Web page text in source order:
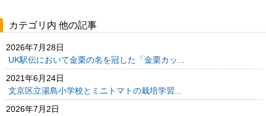
カテゴリ内 他の記事
2026年7月28日
UK駅伝において金栗の名を冠した「金栗カッ...
2021年6月24日
文京区立湯島小学校とミニトマトの栽培学習...
2026年7月2日